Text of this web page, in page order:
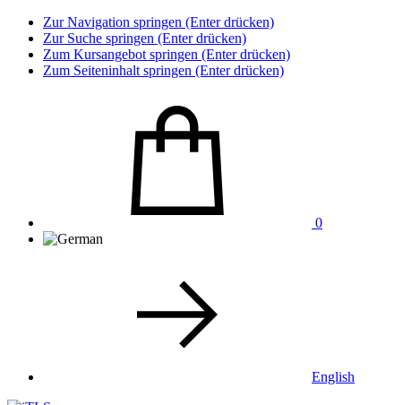
Zur Navigation springen (Enter drücken)
Zur Suche springen (Enter drücken)
Zum Kursangebot springen (Enter drücken)
Zum Seiteninhalt springen (Enter drücken)
0
English